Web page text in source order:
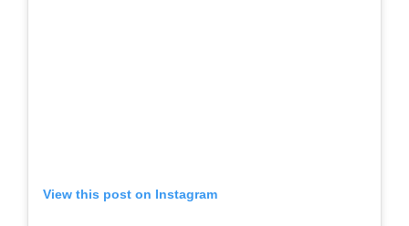
View this post on Instagram